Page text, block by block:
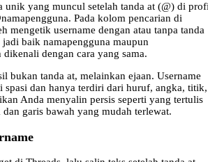
unik yang muncul setelah tanda at (@) di
Pada kolom pencarian di
mengetik username dengan atau tanpa tanda
baik namapengguna maupun
dikenali dengan cara yang sama.
bukan tanda at, melainkan ejaan. Username
spasi dan hanya terdiri dari huruf, angka, titik,
Anda menyalin persis seperti yang tertulis
garis bawah yang mudah terlewat.